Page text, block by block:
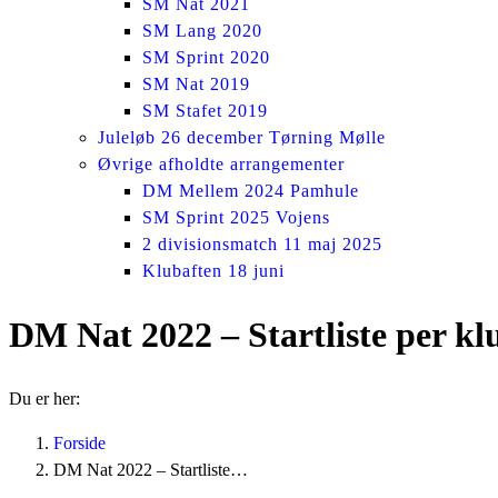
SM Nat 2021
SM Lang 2020
SM Sprint 2020
SM Nat 2019
SM Stafet 2019
Juleløb 26 december Tørning Mølle
Øvrige afholdte arrangementer
DM Mellem 2024 Pamhule
SM Sprint 2025 Vojens
2 divisionsmatch 11 maj 2025
Klubaften 18 juni
DM Nat 2022 – Startliste per
Du er her:
Forside
DM Nat 2022 – Startliste…